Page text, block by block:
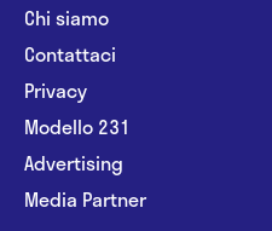
Chi siamo
Contattaci
Privacy
Modello 231
Advertising
Media Partner